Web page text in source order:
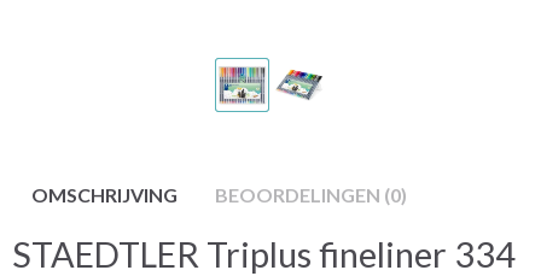
OMSCHRIJVING BEOORDELINGEN (0)
STAEDTLER Triplus fineliner 334